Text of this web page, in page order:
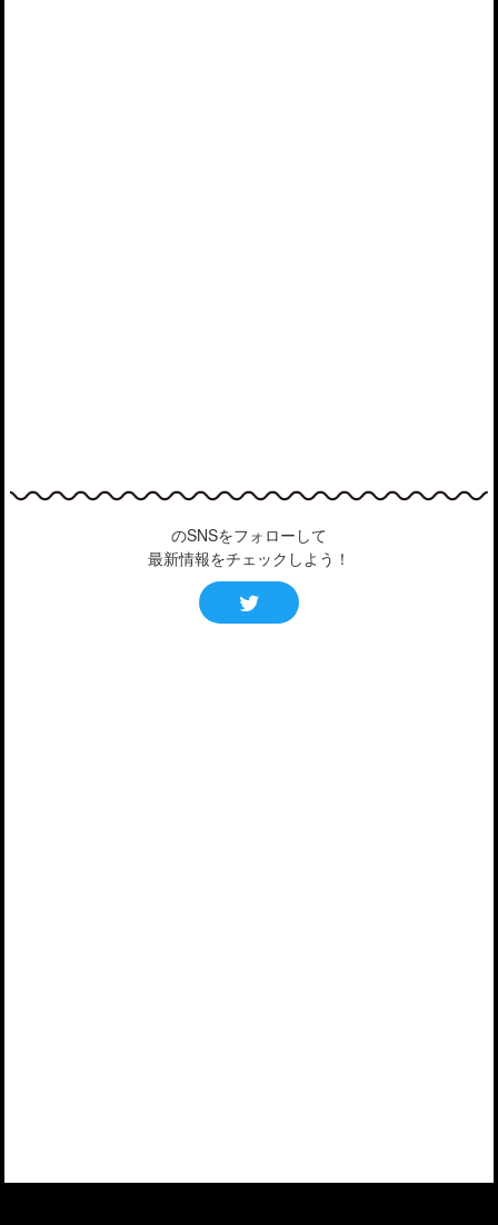
のSNSをフォローして
最新情報をチェックしよう！